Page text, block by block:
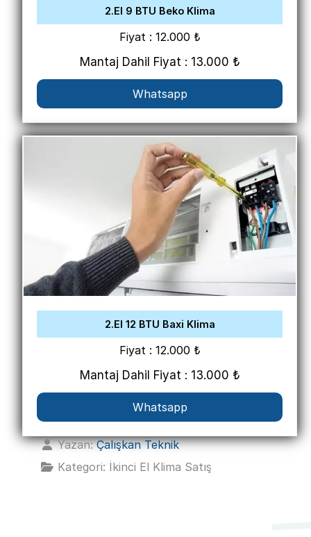
2.El 9 BTU Beko Klima
Fiyat : 12.000 ₺
Mantaj Dahil Fiyat : 13.000 ₺
Whatsapp
2.El 12 BTU Baxi Klima
Fiyat : 12.000 ₺
Mantaj Dahil Fiyat : 13.000 ₺
Whatsapp
Yazan:Çalışkan Teknik
Kategori: İkinci El Klima Satış